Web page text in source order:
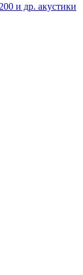
и др. акустики